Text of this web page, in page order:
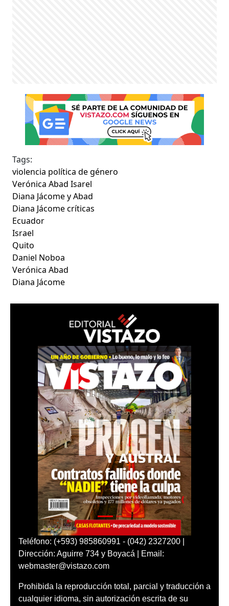
Tags:
violencia política de género
Verónica Abad Isarel
Diana Jácome y Abad
Diana Jácome críticas
Ecuador
Israel
Quito
Daniel Noboa
Verónica Abad
Diana Jácome
Teléfono: (+593) 985860991 - (042) 2327200 |
Dirección: Aguirre 734 y Boyacá | Email:
webmaster@vistazo.com
Prohibida la reproducción total, parcial y traducción a
cualquier idioma, sin autorización escrita de su